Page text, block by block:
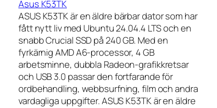
Asus K53TK
ASUS K53TK är en äldre bärbar dator som har
fått nytt liv med Ubuntu 24.04.4 LTS och en
snabb Crucial SSD på 240 GB. Med en
fyrkärnig AMD A6-processor, 4 GB
arbetsminne, dubbla Radeon-grafikkretsar
och USB 3.0 passar den fortfarande för
ordbehandling, webbsurfning, film och andra
vardagliga uppgifter. ASUS K53TK är en äldre